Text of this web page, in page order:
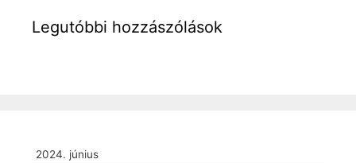
Legutóbbi hozzászólások
2024. június